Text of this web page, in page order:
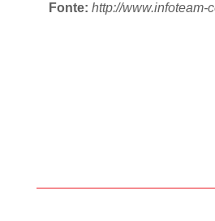
Fonte: http://www.infoteam-